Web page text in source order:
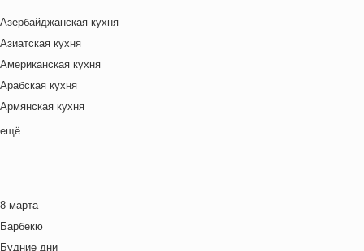
Азербайджанская кухня
Азиатская кухня
Американская кухня
Арабская кухня
Армянская кухня
Белорусская
Венгерская кухня
Греческая кухня
ещё
8 марта
Барбекю
Будние дни